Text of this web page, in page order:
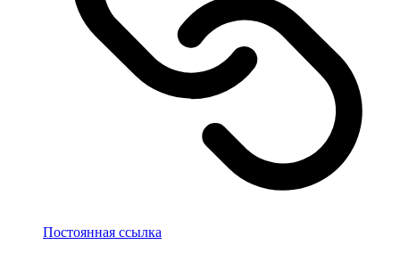
Постоянная ссылка